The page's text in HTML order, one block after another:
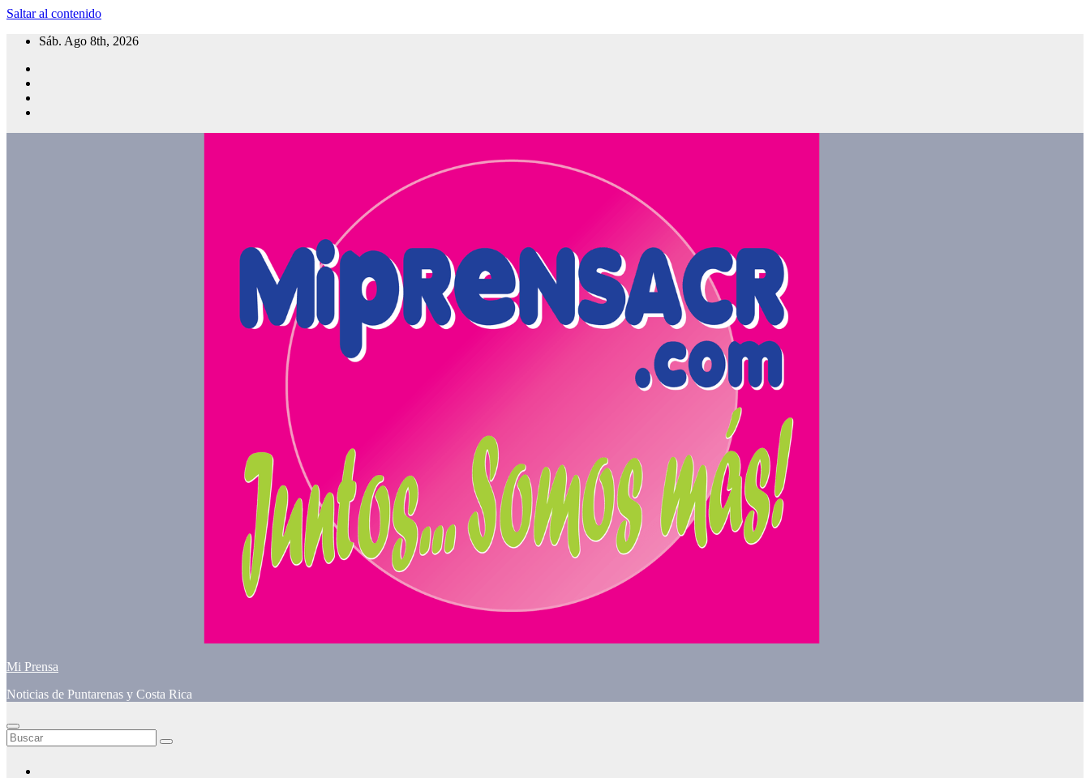
Saltar al contenido
Sáb. Ago 8th, 2026
Mi Prensa
Noticias de Puntarenas y Costa Rica